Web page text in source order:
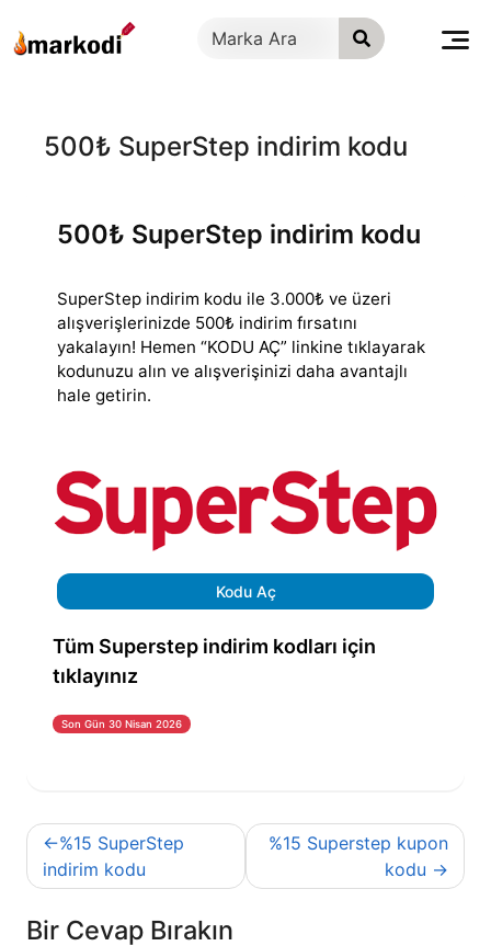
geç
500₺ SuperStep indirim kodu
500₺ SuperStep indirim kodu
SuperStep indirim kodu ile 3.000₺ ve üzeri
alışverişlerinizde 500₺ indirim fırsatını
yakalayın! Hemen “KODU AÇ” linkine tıklayarak
kodunuzu alın ve alışverişinizi daha avantajlı
hale getirin.
Kodu Aç
Tüm Superstep indirim kodları için
tıklayınız
Son Gün 30 Nisan 2026
Yazı
gezinmesi
%15 SuperStep
indirim kodu
%15 Superstep kupon
kodu
Bir Cevap Bırakın